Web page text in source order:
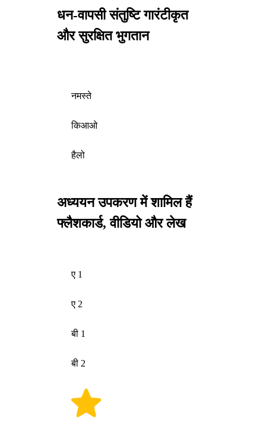
धन-वापसी संतुष्टि गारंटीकृत
और सुरक्षित भुगतान
नमस्ते
किआओ
हैलो
अध्ययन उपकरण में शामिल हैं
फ्लैशकार्ड, वीडियो और लेख
ए 1
ए 2
बी 1
बी 2